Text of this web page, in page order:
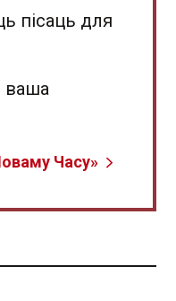
пісаць для
ваша
Часу»